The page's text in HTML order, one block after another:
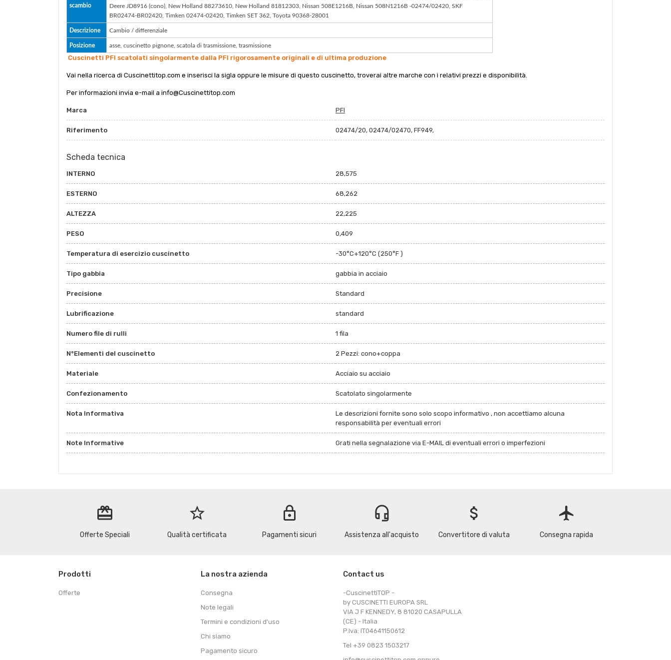
scambio
Deere JD8916 (cono), New Holland 88273610, New Holland 81812303, Nissan 508E1216B, Nissan 508N1216B -02474/02420, SKF
BR02474-BR02420, Timken 02474-02420, Timken SET 362, Toyota 90368-28001
Descrizione Cambio / differenziale
Posizione asse, cuscinetto pignone, scatola di trasmissione, trasmissione
Cuscinetti PFI scatolati singolarmente dalla PFI rigorosamente originali e di ultima produzione
Vai nella ricerca di Cuscinettitop.com e inserisci la sigla oppure le misure di questo cuscinetto, troverai altre marche con i relativi prezzi e disponibilità.
Per informazioni invia e-mail a info@Cuscinettitop.com
Marca PFI
Riferimento 02474/20, 02474/02470, FF949,
Scheda tecnica
INTERNO 28,575
ESTERNO 68,262
ALTEZZA 22,225
PESO 0,409
Temperatura di esercizio cuscinetto -30°C+120°C (250°F )
Tipo gabbia gabbia in acciaio
Precisione Standard
Lubrificazione standard
Numero file di rulli 1 fila
N°Elementi del cuscinetto 2 Pezzi: cono+coppa
Materiale Acciaio su acciaio
Confezionamento Scatolato singolarmente
Nota Informativa
Le descrizioni fornite sono solo scopo informativo , non accettiamo alcuna
responsabilità per eventuali errori
Note Informative Grati nella segnalazione via E-MAIL di eventuali errori o imperfezioni
redeem
Offerte Speciali
star_border
Qualità certificata
lock
Pagamenti sicuri
headset_mic
Assistenza all'acquisto
attach_money
Convertitore di valuta
flight
Consegna rapida
Prodotti
Offerte
La nostra azienda
Consegna
Note legali
Termini e condizioni d'uso
Chi siamo
Pagamento sicuro
Contact us
-CuscinettiTOP -
by CUSCINETTI EUROPA SRL
VIA J F KENNEDY, 8 81020 CASAPULLA
(CE) - Italia
P.Iva: IT04641150612
Tel +39 0823 1503217